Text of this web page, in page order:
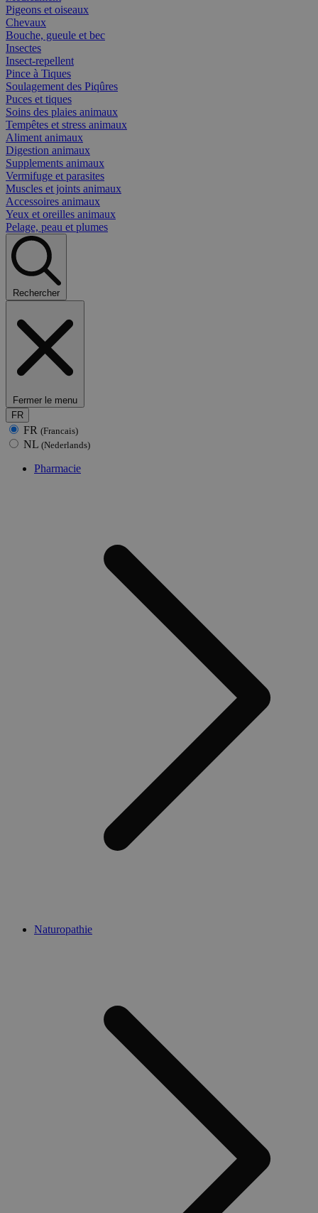
Pigeons et oiseaux
Chevaux
Bouche, gueule et bec
Insectes
Insect-repellent
Pince à Tiques
Soulagement des Piqûres
Puces et tiques
Soins des plaies animaux
Tempêtes et stress animaux
Aliment animaux
Digestion animaux
Supplements animaux
Vermifuge et parasites
Muscles et joints animaux
Accessoires animaux
Yeux et oreilles animaux
Pelage, peau et plumes
Rechercher
Fermer le menu
FR
FR (Francais)
NL (Nederlands)
Pharmacie
Naturopathie